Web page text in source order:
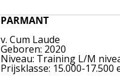
PARMANT
v. Cum Laude
Geboren: 2020
Niveau: Training L/M
Prijsklasse: 15.000-17.500